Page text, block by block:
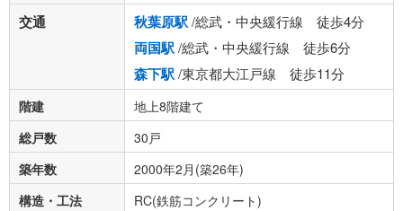
交通 秋葉原駅/総武・中央緩行線 徒歩4分
両国駅/総武・中央緩行線 徒歩6分
森下駅/東京都大江戸線 徒歩11分
階建
地上8階建て
総戸数
30戸
築年数
2000年2月(築26年)
構造・工法
RC(鉄筋コンクリート)